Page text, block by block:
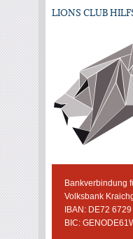
LIONS CLUB
Bankverbindung
Volksbank
IBAN: DE72
BIC: